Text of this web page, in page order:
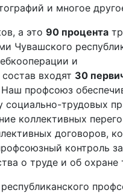
а это 90 процента
Чувашского
и
входят 30
Наш профсоюз
социально-трудовых
коллективных
договоров,
контроль за
о труде и об охране
и многое